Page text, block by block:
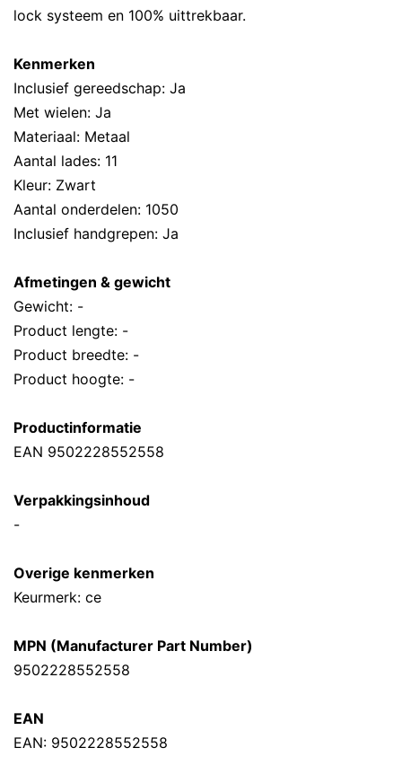
lock systeem en 100% uittrekbaar.
Kenmerken
Inclusief gereedschap: Ja
Met wielen: Ja
Materiaal: Metaal
Aantal lades: 11
Kleur: Zwart
Aantal onderdelen: 1050
Inclusief handgrepen: Ja
Afmetingen & gewicht
Gewicht: -
Product lengte: -
Product breedte: -
Product hoogte: -
Productinformatie
EAN 9502228552558
Verpakkingsinhoud
-
Overige kenmerken
Keurmerk: ce
MPN (Manufacturer Part Number)
9502228552558
EAN
EAN: 9502228552558